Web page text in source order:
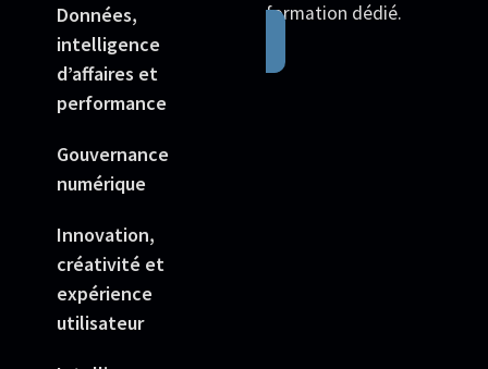
Données,
intelligence
d’affaires et
performance
Gouvernance
numérique
Innovation,
créativité et
expérience
utilisateur
formation dédié.